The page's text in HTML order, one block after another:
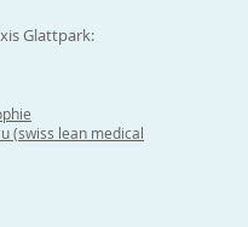
Glattpark:
(swiss lean medical